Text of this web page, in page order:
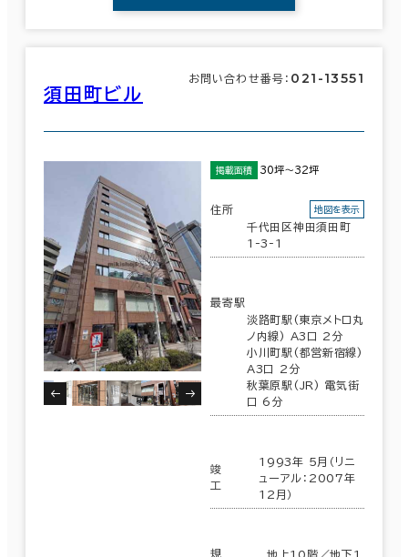
須田町ビル
お問い合わせ番号： 021-13551
掲載面積 30坪～32坪
住所
千代田区神田須田町
1-3-1
地図を表示
最寄駅
淡路町駅(東京メトロ丸
ノ内線) A3口 2分
小川町駅(都営新宿線)
A3口 2分
秋葉原駅(JR) 電気街
口 6分
竣
工
1993年 5月（リニ
ューアル：2007年
12月）
規
地上10階／地下1